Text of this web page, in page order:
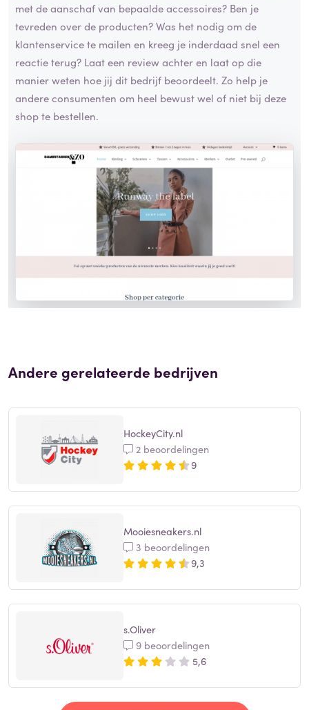
met de aanschaf van bepaalde accessoires? Ben je
tevreden over de producten? Was het nodig om de
klantenservice te mailen en kreeg je inderdaad snel een
reactie terug? Laat een review achter en laat op die
manier weten hoe jij dit bedrijf beoordeelt. Zo help je
andere consumenten om heel bewust wel of niet bij deze
shop te bestellen.
Andere gerelateerde bedrijven
HockeyCity.nl
2 beoordelingen
9
Mooiesneakers.nl
3 beoordelingen
9,3
s.Oliver
9 beoordelingen
5,6